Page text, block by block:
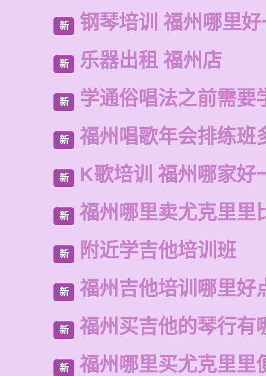
新 钢琴培训 福州哪里
新 乐器出租 福州店
新 学通俗唱法之前需要
新 福州唱歌年会排练班
新 K歌培训 福州哪家好
新 福州哪里卖尤克里里
新 附近学吉他培训班
新 福州吉他培训哪里好
新 福州买吉他的琴行有
新 福州哪里买尤克里里